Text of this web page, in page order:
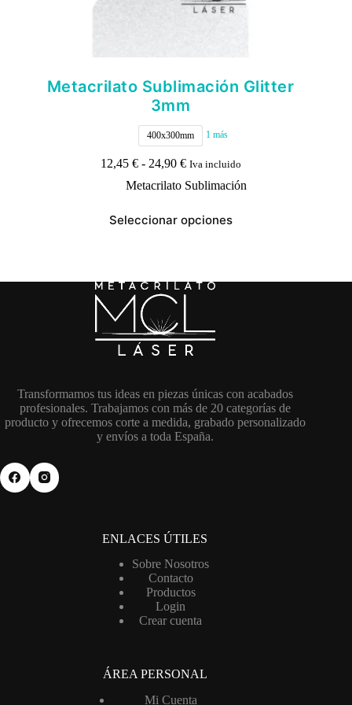
Metacrilato Sublimación Glitter
3mm
400x300mm 1 más
12,45 € - 24,90 €Rango
precios:
12,45 €
Iva incluido
Metacrilato Sublimación
Seleccionar opciones
producto
opciones
se
pueden
elegir
en
de
producto
Transformamos tus ideas en piezas únicas con acabados
profesionales. Trabajamos con más de 20 categorías de
producto y ofrecemos corte a medida, grabado personalizado
y envíos a toda España.
ENLACES ÚTILES
Sobre Nosotros
Contacto
Productos
Login
Crear cuenta
ÁREA PERSONAL
Mi Cuenta